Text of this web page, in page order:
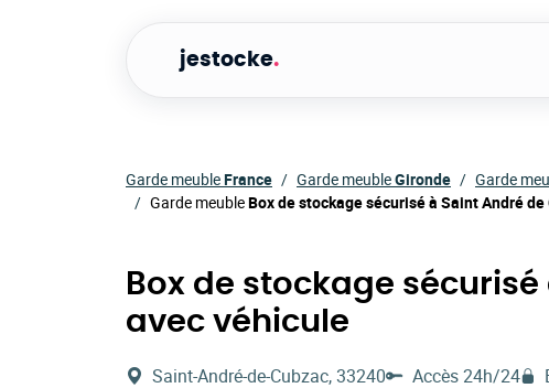
jestocke.
Garde meubleFrance Garde meubleGironde Garde
Garde meubleBox de stockage sécurisé à Saint André
Box de stockage
avec véhicule
Saint-André-de-Cubzac, 33240 Accès 24h/24